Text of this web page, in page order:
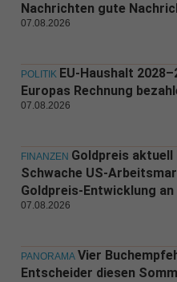
Nachrichten gute
07.08.2026
POLITIK EU-Haushalt
Europas Rechnung
07.08.2026
FINANZEN Goldpreis
Schwache US-
Goldpreis-Entwicklung an
07.08.2026
PANORAMA Vier
Entscheider diesen